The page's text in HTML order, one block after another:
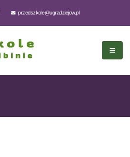
przedszkole@ugradziejow.pl